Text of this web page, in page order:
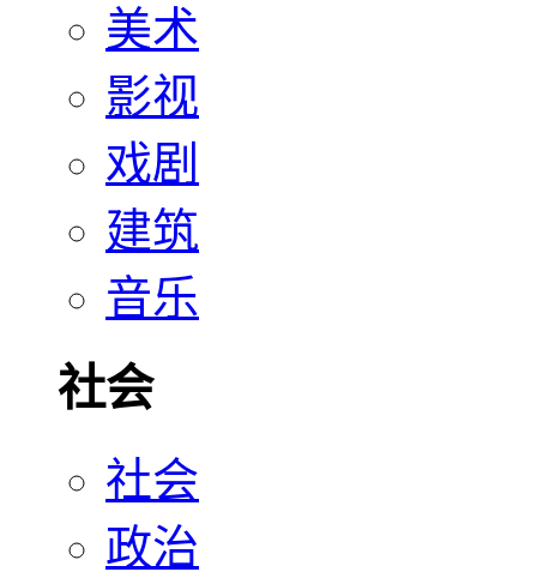
美术
影视
戏剧
建筑
音乐
社会
社会
政治